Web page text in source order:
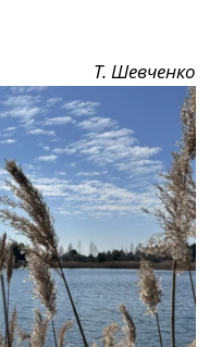
Т. Шевченко